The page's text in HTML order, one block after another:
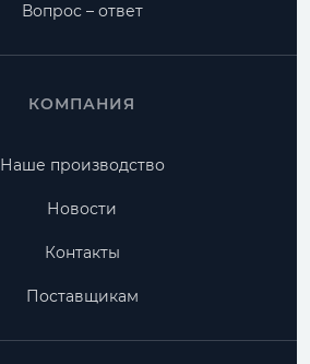
Вопрос – ответ
КОМПАНИЯ
Наше производство
Новости
Контакты
Поставщикам